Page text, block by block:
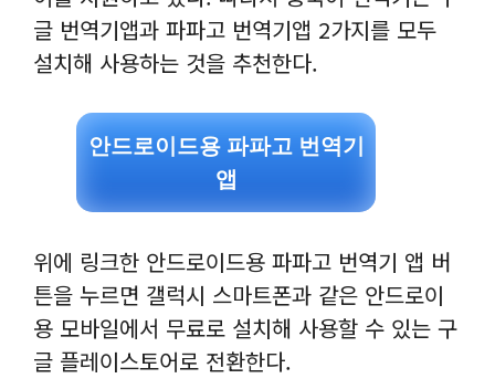
글 번역기앱과 파파고 번역기앱 2가지를 모두
설치해 사용하는 것을 추천한다.
안드로이드용 파파고 번역기
앱
위에 링크한 안드로이드용 파파고 번역기 앱 버
튼을 누르면 갤럭시 스마트폰과 같은 안드로이
용 모바일에서 무료로 설치해 사용할 수 있는 구
글 플레이스토어로 전환한다.